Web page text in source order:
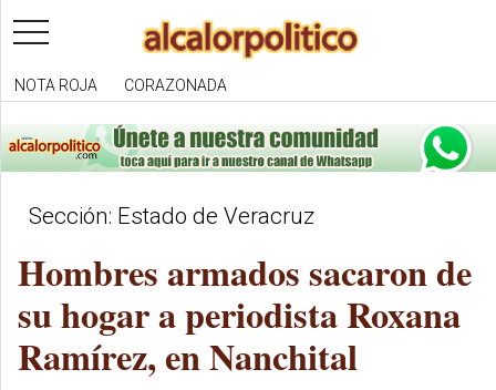
toggle
navigation
NOTA ROJA CORAZONADA
Sección: Estado de Veracruz
Hombres armados sacaron de
su hogar a periodista Roxana
Ramírez, en Nanchital